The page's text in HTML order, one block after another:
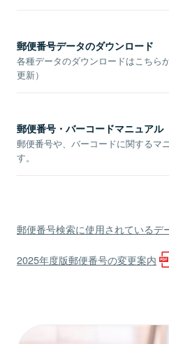
郵便番号データのダウンロード
各種データのダウンロードはこちら
更新）
郵便番号・バーコードマニュアル
郵便番号や、バーコードに関するマ
す。
郵便番号検索に使用されているデ
2025年度版郵便番号の変更案内